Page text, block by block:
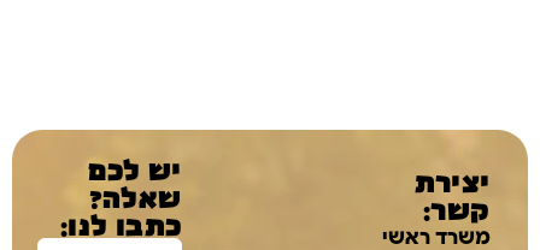
יצירת
קשר:
משרד ראשי
יש לכם
שאלה?
כתבו לנו: